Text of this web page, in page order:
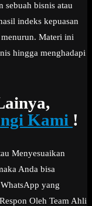
sebuah bisnis atau
indeks kepuasan
Materi ini
hingga menghadapi
Kami !
Menyesuaikan
Anda bisa
yang
Oleh Team Ahli